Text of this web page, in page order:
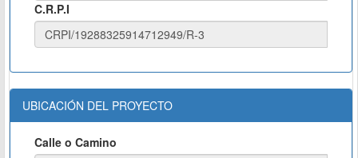
C.R.P.I
UBICACIÓN DEL PROYECTO
Calle o Camino